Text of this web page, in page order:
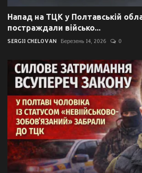
Напад на ТЦК у Полтавській
постраждали військо...
SERGII CHELOVAN Березень 14, 2026 0